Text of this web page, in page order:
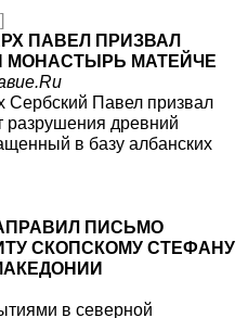
ПАВЕЛ ПРИЗВАЛ
МОНАСТЫРЬ МАТЕЙЧЕ
Сербский Павел призвал
разрушения древний
в базу албанских
ПИСЬМО
СКОПСКОМУ СТЕФАНУ
в северной